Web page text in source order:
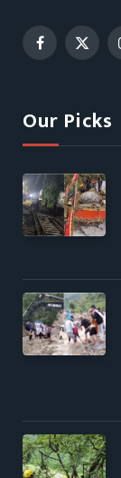
Facebook
X
Our Picks